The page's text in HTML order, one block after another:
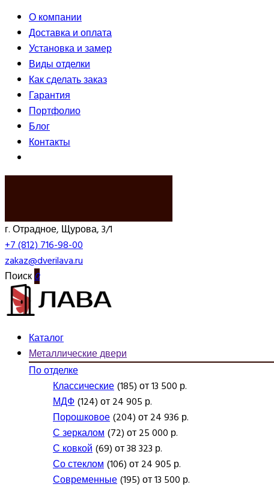
О компании
Доставка и оплата
Установка и замер
Виды отделки
Как сделать заказ
Гарантия
Портфолио
Блог
Контакты
г. Отрадное, Щурова, 3/1
+7 (812) 716-98-00
zakaz@dverilava.ru
Поиск0
Каталог
Металлические двери
По отделке
Классические(185) от 13 500 р.
МДФ(124) от 24 905 р.
Порошковое(204) от 24 936 р.
С зеркалом(72) от 25 000 р.
С ковкой(69) от 38 323 р.
Со стеклом(106) от 24 905 р.
Современные(195) от 13 500 р.